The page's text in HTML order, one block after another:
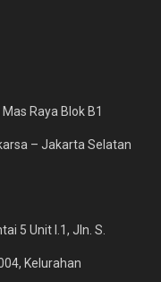
Raya Blok B1
– Jakarta Selatan
5 Unit I.1, Jln. S.
Kelurahan